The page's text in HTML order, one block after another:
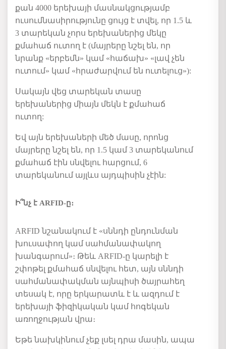
քան 4000 երեխայի մասնակցությամբ
ուսումնասիրությունը ցույց է տվել, որ 1.5 և
3 տարեկան չորս երեխաներից մեկը
քմահաճ ուտող է (մայրերը նշել են, որ
նրանք «երբեմն» կամ «հաճախ» «լավ չեն
ուտում» կամ «հրաժարվում են ուտելուց»):
Սակայն վեց տարեկան տասը
երեխաներից միայն մեկն է քմահաճ
ուտող:
Եվ այն երեխաների մեծ մասը, որոնց
մայրերը նշել են, որ 1.5 կամ 3 տարեկանում
քմահաճ էին սնվելու հարցում, 6
տարեկանում այլևս այդպիսին չէին:
Ի՞նչ է ARFID-ը։
ARFID նշանակում է «սննդի ընդունման
խուսափող կամ սահմանափակող
խանգարում»։ Թեև ARFID-ը կարելի է
շփոթել քմահաճ սնվելու հետ, այն սննդի
սահմանափակման այնպիսի ծայրահեղ
տեսակ է, որը երկարատև է և ազդում է
երեխայի ֆիզիկական կամ հոգեկան
առողջության վրա։
Եթե նախկինում չեք լսել դրա մասին, ապա